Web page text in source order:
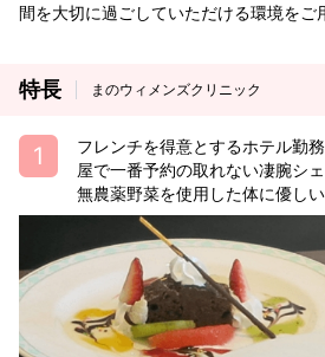
間を大切に過ごしていただける環境をご
特長 まのウィメンズクリニック
フレンチを得意とするホテル勤
屋で一番予約の取れない凄腕シェ
無農薬野菜を使用した体に優しい